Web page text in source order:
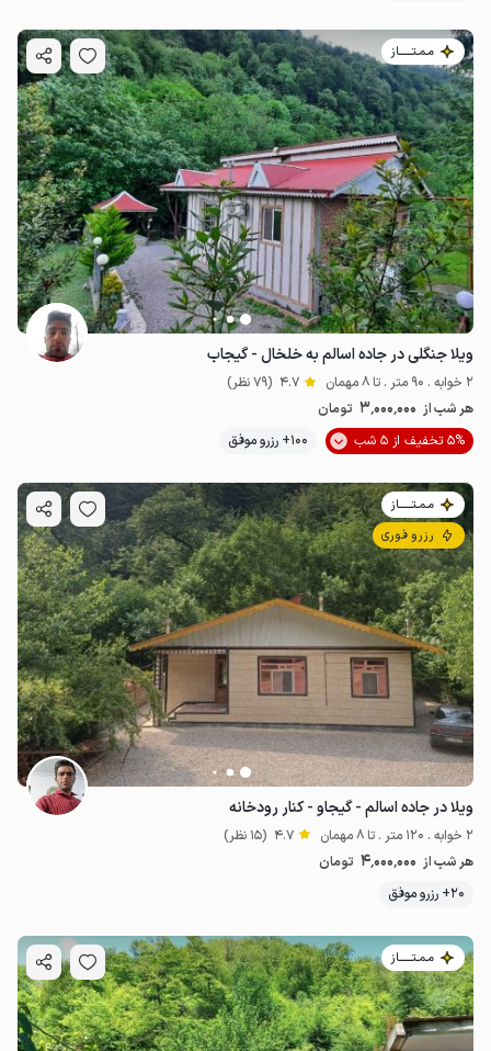
مـمـتــــــاز
ویلا جنگلی در جاده اسالم به خلخال - گیجاب
2 خوابه . 90 متر . تا 8 مهمان 4.7 (79 نظر)
هر شب از 3٬000٬000 تومان
5% تخفیف از 5 شب
100+ رزرو موفق
مـمـتــــــاز
رزرو فوری
ویلا در جاده اسالم - گیجاو - کنار رودخانه
2 خوابه . 120 متر . تا 8 مهمان 4.7 (15 نظر)
هر شب از 4٬000٬000 تومان
20+ رزرو موفق
مـمـتــــــاز